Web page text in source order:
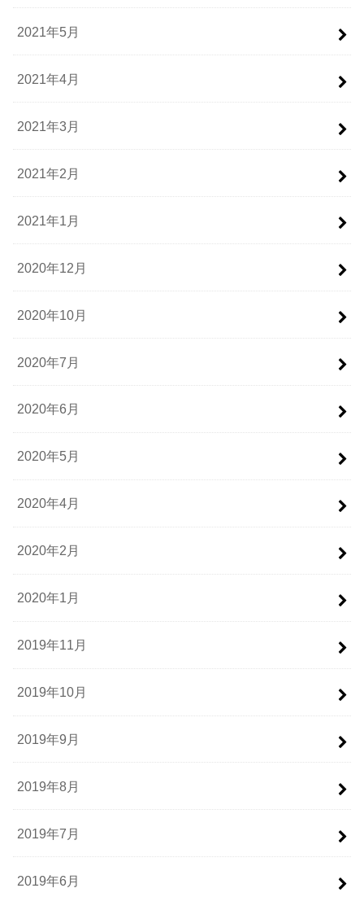
2021年5月
2021年4月
2021年3月
2021年2月
2021年1月
2020年12月
2020年10月
2020年7月
2020年6月
2020年5月
2020年4月
2020年2月
2020年1月
2019年11月
2019年10月
2019年9月
2019年8月
2019年7月
2019年6月